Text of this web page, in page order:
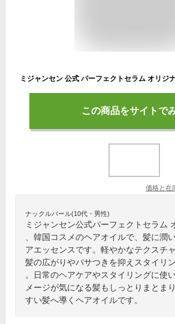
この商品をサイトで
価格と在
ナックルバール(10代・男性)
ミジャンセン公式パーフェクトセラム
、韓国コスメのヘアオイルで、髪に潤
アエッセンスです。軽やかなテクスチ
髪の広がりやパサつきを抑えスタイリ
。日常のヘアケアやスタイリングに使
メージが気になる髪もしっとりまとま
すい髪へ導くヘアオイルです。